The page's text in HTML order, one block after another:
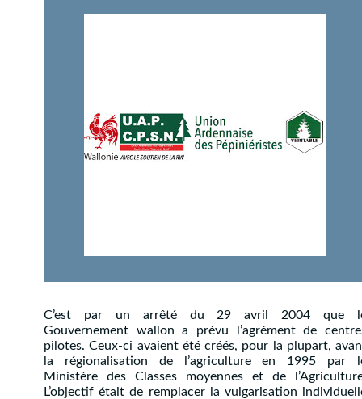
C’est par un arrêté du 29 avril 2004 que
Gouvernement wallon a prévu l’agrément de
pilotes. Ceux-ci avaient été créés, pour la plupart,
la régionalisation de l’agriculture en 1995 par
Ministère des Classes moyennes et de
L’objectif était de remplacer la vulgarisation